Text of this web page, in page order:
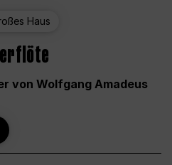
Haus
von Wolfgang Amadeus